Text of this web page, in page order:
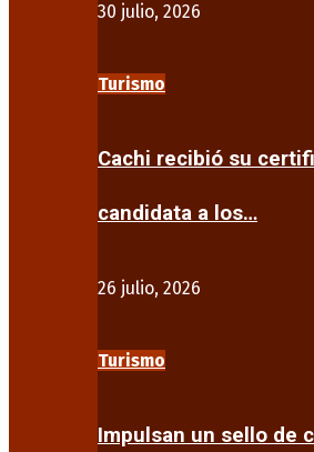
30 julio, 2026
Turismo
Cachi recibió su
candidata a los…
26 julio, 2026
Turismo
Impulsan un sello de